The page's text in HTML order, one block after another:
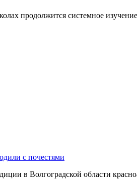
продолжится системное
с почестями
в Волгоградской области